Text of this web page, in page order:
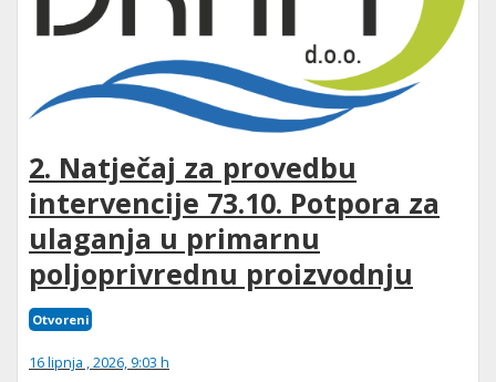
2. Natječaj za provedbu
intervencije 73.10. Potpora za
ulaganja u primarnu
poljoprivrednu proizvodnju
Otvoreni
16 lipnja , 2026, 9:03 h